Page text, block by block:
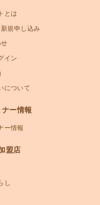
とは
規申し込み
イン
について
ー情報
ー情報
盟店
し